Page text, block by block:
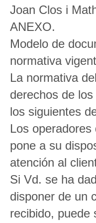
Joan Clos i
ANEXO.
Modelo de
normativa
La normativa
derechos de
los siguientes
Los
pone a su
atención al
Si Vd. se ha
disponer de un
recibido, puede